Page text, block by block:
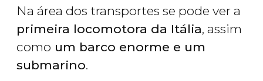
Na área dos transportes se pode ver a
primeira locomotora da Itália, assim
como um barco enorme e um
submarino.